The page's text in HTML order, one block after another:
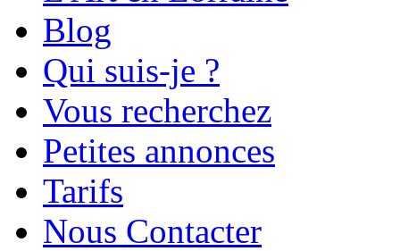
Blog
Qui suis-je ?
Vous recherchez
Petites annonces
Tarifs
Nous Contacter